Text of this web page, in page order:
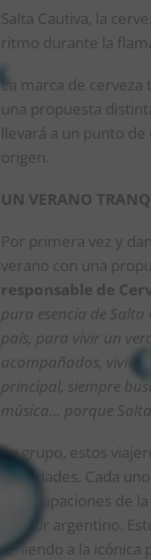
Salta Cautiva, la
ritmo durante la
La marca de cerveza
una propuesta
llevará a un punto
origen.
UN VERANO
Por primera vez y
verano con una
responsable de
pura esencia de
país, para vivir un
acompañados,
principal, siempre
música… porque Salta
En grupo, estos
actividades. Cada
preocupaciones de
del Sur argentino.
teniendo a la icónica